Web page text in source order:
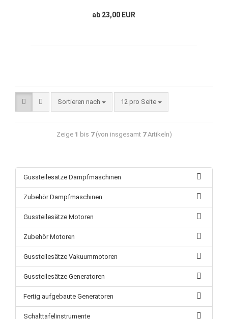
ab 23,00 EUR
Sortieren nach 12 pro Seite
Zeige 1 bis 7(von insgesamt 7Artikeln)
Gussteilesätze Dampfmaschinen
Zubehör Dampfmaschinen
Gussteilesätze Motoren
Zubehör Motoren
Gussteilesätze Vakuummotoren
Gussteilesätze Generatoren
Fertig aufgebaute Generatoren
Schalttafelinstrumente